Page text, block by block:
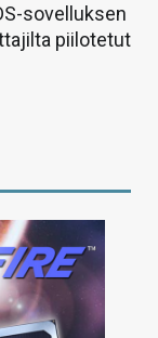
sovelluksen
piilotetut